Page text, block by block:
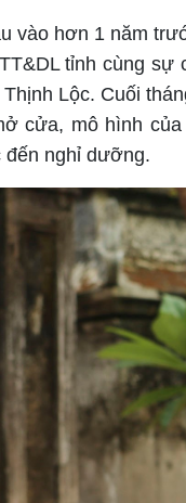
vào hơn 1 năm
tỉnh cùng sự
Lộc. Cuối
cửa, mô hình
nghỉ dưỡng.